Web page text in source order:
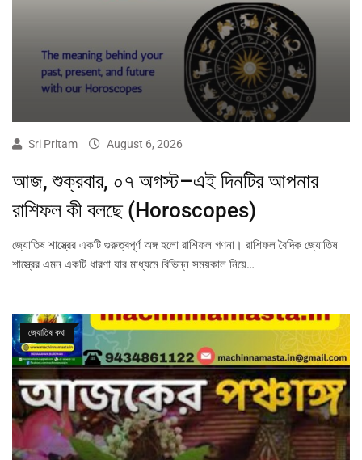
Sri Pritam August 6, 2026
আজ, শুক্রবার, ০৭ অগস্ট–এই দিনটির আপনার
রাশিফল কী বলছে (Horoscopes)
জ্যোতিষ শাস্ত্রের একটি গুরুত্বপূর্ণ অঙ্গ হলো রাশিফল গণনা। রাশিফল বৈদিক জ্যোতিষ
শাস্ত্রের এমন একটি ধারণা যার মাধ্যমে বিভিন্ন সময়কাল নিয়ে…
জ্যোতিষ কথা